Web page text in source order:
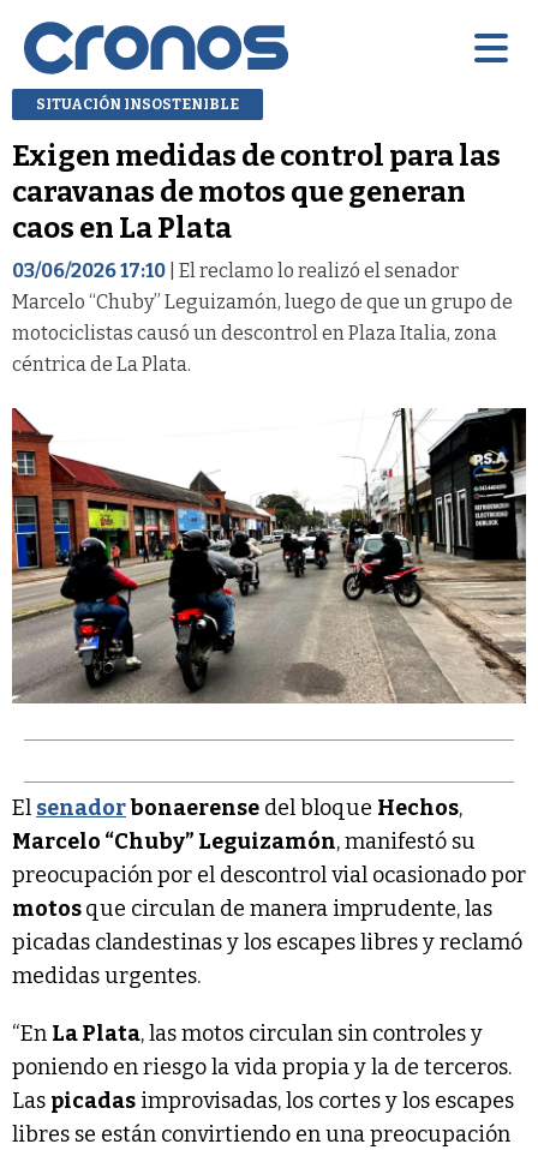
SITUACIÓN INSOSTENIBLE
Exigen medidas de control para las
caravanas de motos que generan
caos en La Plata
03/06/2026 17:10 | El reclamo lo realizó el senador
Marcelo “Chuby” Leguizamón, luego de que un grupo de
motociclistas causó un descontrol en Plaza Italia, zona
céntrica de La Plata.
El senadorbonaerense del bloque Hechos,
Marcelo “Chuby” Leguizamón, manifestó su
preocupación por el descontrol vial ocasionado por
motosque circulan de manera imprudente, las
picadas clandestinas y los escapes libres y reclamó
medidas urgentes.
“En La Plata, las motos circulan sin controles y
poniendo en riesgo la vida propia y la de terceros.
Las picadas improvisadas, los cortes y los escapes
libres se están convirtiendo en una preocupación